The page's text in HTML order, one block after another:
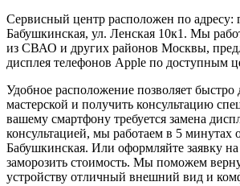
Сервисный центр расположен по адресу:
Бабушкинская, ул. Ленская 10к1. Мы
из СВАО и других районов Москвы,
дисплея телефонов Apple по доступным
Удобное расположение позволяет быстро
мастерской и получить консультацию
вашему смартфону требуется замена
консультацией, мы работаем в 5 минутах
Бабушкинская. Или оформляйте заявку
заморозить стоимость. Мы поможем
устройству отличный внешний вид и